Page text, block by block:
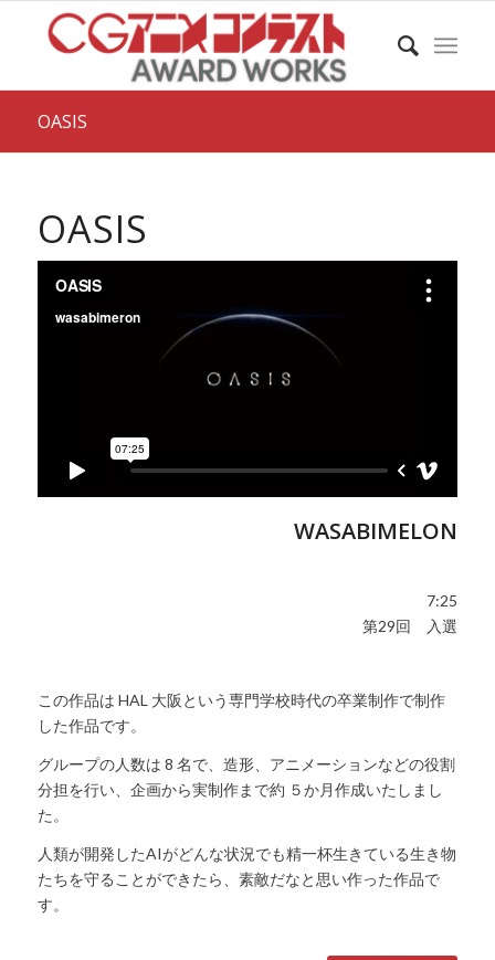
OASIS
OASIS
WASABIMELON
7:25
第29回 入選
この作品は HAL 大阪という専門学校時代の卒業制作で制作
した作品です。
グループの人数は 8 名で、造形、アニメーションなどの役割
分担を行い、企画から実制作まで約 ５か月作成いたしまし
た。
人類が開発したAIがどんな状況でも精一杯生きている生き物
たちを守ることができたら、素敵だなと思い作った作品で
す。